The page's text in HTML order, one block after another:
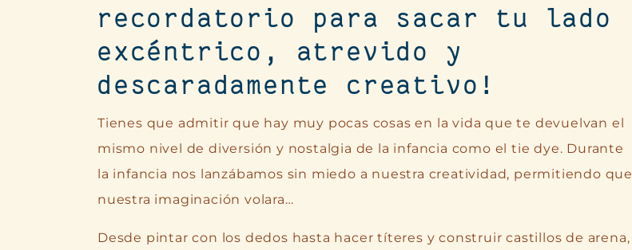
recordatorio para sacar tu lado
excéntrico, atrevido y
descaradamente creativo!
Tienes que admitir que hay muy pocas cosas en la vida que te devuelvan el
mismo nivel de diversión y nostalgia de la infancia como el tie dye. Durante
la infancia nos lanzábamos sin miedo a nuestra creatividad, permitiendo que
nuestra imaginación volara…
Desde pintar con los dedos hasta hacer títeres y construir castillos de arena,